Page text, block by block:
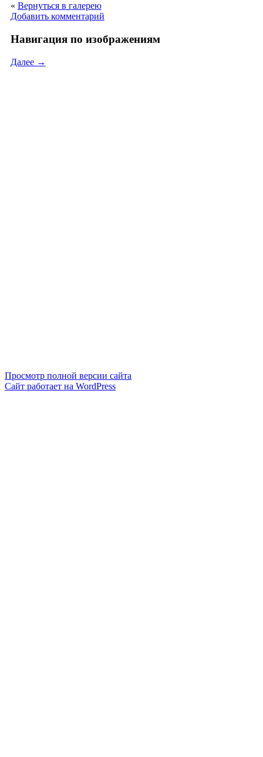
« Вернуться в галерею
Добавить комментарий
Навигация по изображениям
Далее →
Просмотр полной версии сайта
Сайт работает на WordPress